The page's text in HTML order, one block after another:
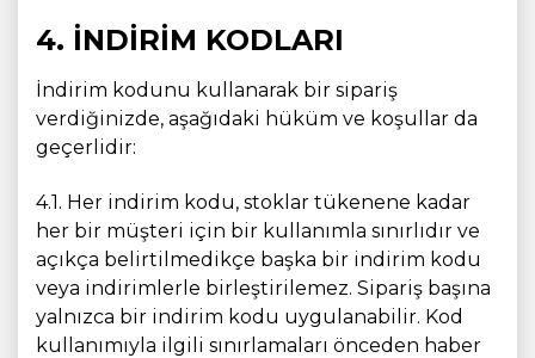
4. İNDIRIM KODLARI
İndirim kodunu kullanarak bir sipariş
verdiğinizde, aşağıdaki hüküm ve koşullar da
geçerlidir:
4.1. Her indirim kodu, stoklar tükenene kadar
her bir müşteri için bir kullanımla sınırlıdır ve
açıkça belirtilmedikçe başka bir indirim kodu
veya indirimlerle birleştirilemez. Sipariş başına
yalnızca bir indirim kodu uygulanabilir. Kod
kullanımıyla ilgili sınırlamaları önceden haber